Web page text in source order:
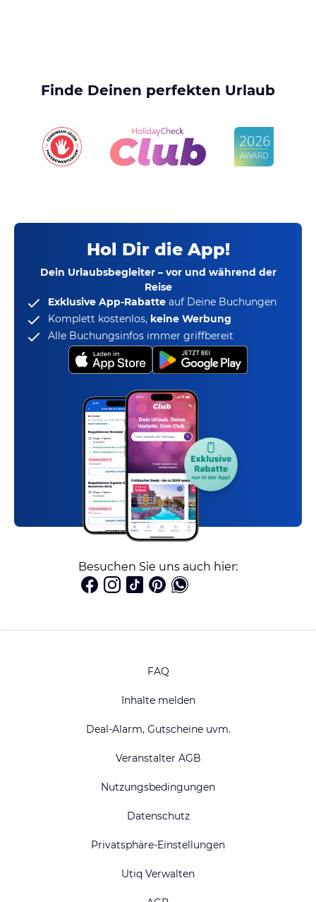
Finde Deinen perfekten Urlaub
Hol Dir die App!
Dein Urlaubsbegleiter – vor und während der
Reise
Exklusive App-Rabatte auf Deine Buchungen
Komplett kostenlos, keine Werbung
Alle Buchungsinfos immer griffbereit
Besuchen Sie uns auch hier:
FAQ
Inhalte melden
Deal-Alarm, Gutscheine uvm.
Veranstalter AGB
Nutzungsbedingungen
Datenschutz
Privatsphäre-Einstellungen
Utiq Verwalten